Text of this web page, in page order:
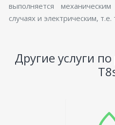
выполняется
случаях и электрическим, т.е.
Другие услуги